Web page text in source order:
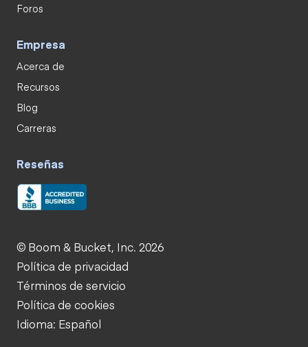
Foros
Empresa
Acerca de
Recursos
Blog
Carreras
Reseñas
© Boom & Bucket, Inc. 2026
Política de privacidad
Términos de servicio
Política de cookies
Idioma: Español